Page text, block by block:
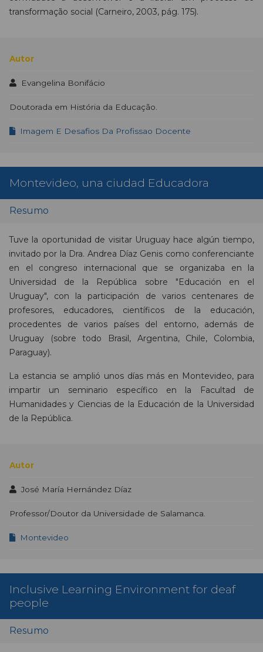
transformação social (Carneiro, 2003, pág. 175).
Autor
Evangelina Bonifácio
Doutorada em História da Educação.
Imagem E Desafios Da Profissao Docente
Montevideo, una ciudad Educadora
Resumo
Tuve la oportunidad de visitar Uruguay hace algún tiempo,
invitado por la Dra. Andrea Díaz Genis como conferenciante
en el congreso internacional que se organizaba en la
Universidad de la República sobre "Educación en el
Uruguay", con la participación de varios centenares de
profesores, educadores, científicos de la educación,
procedentes de varios países del entorno, además de
Uruguay (sobre todo Brasil, Argentina, Chile, Colombia,
Paraguay).
La estancia se amplió unos días más en Montevideo, para
impartir un seminario específico en la Facultad de
Humanidades y Ciencias de la Educación de la Universidad
de la República.
Autor
José María Hernández Díaz
Professor/Doutor da Universidade de Salamanca.
Montevideo
Inclusive Learning Environment for deaf
people
Resumo